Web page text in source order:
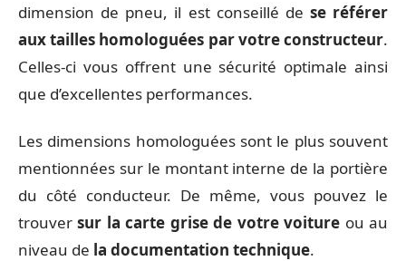
dimension de pneu, il est conseillé de se référer
aux tailles homologuées par votre constructeur.
Celles-ci vous offrent une sécurité optimale ainsi
que d’excellentes performances.
Les dimensions homologuées sont le plus souvent
mentionnées sur le montant interne de la portière
du côté conducteur. De même, vous pouvez le
trouversur la carte grise de votre voiture ou au
niveau de la documentation technique.